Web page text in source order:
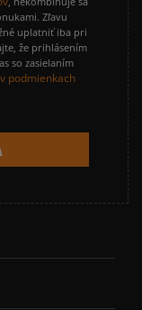
Zľavu
uplatniť iba pri
že prihlásením
so zasielaním
podmienkach